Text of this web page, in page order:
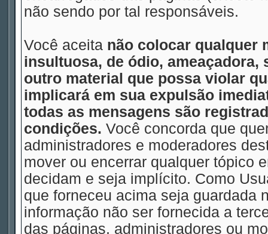
não sendo por tal responsáveis.
Você aceita não colocar qualquer
insultuosa, de ódio,
outro material que possa violar
implicará em sua expulsão
todas as mensagens são
condições. Você concorda que
administradores e moderadores
mover ou encerrar qualquer tópico
decidam e seja implícito. Como
que forneceu acima seja guardada
informação não ser fornecida a
das páginas, administradores ou